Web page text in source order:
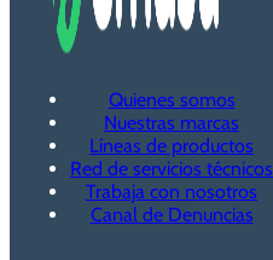
Quienes somos
Nuestras marcas
Líneas de productos
Red de servicios técnicos
Trabaja con nosotros
Canal de Denuncias